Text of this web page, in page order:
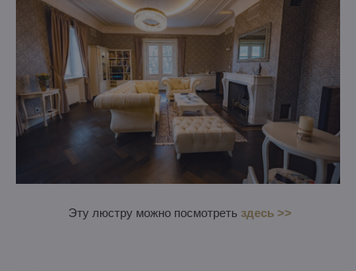
Эту люстру можно посмотреть здесь >>